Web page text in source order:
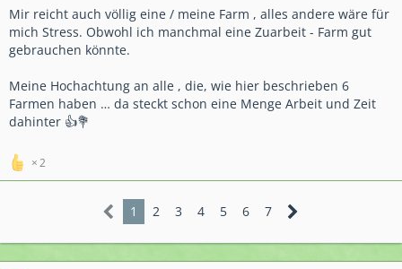
Mir reicht auch völlig eine / meine Farm , alles andere wäre für
mich Stress. Obwohl ich manchmal eine Zuarbeit - Farm gut
gebrauchen könnte.
Meine Hochachtung an alle , die, wie hier beschrieben 6
Farmen haben … da steckt schon eine Menge Arbeit und Zeit
dahinter 👍💐
2
1 2 3 4 5 6 7